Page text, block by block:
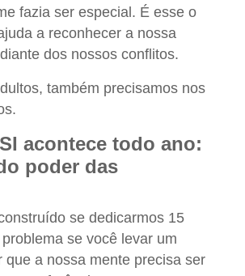
fazia ser especial. É esse o
a reconhecer a nossa
dos nossos conflitos.
também precisamos nos
acontece todo ano:
poder das
se dedicarmos 15
se você levar um
a nossa mente precisa ser